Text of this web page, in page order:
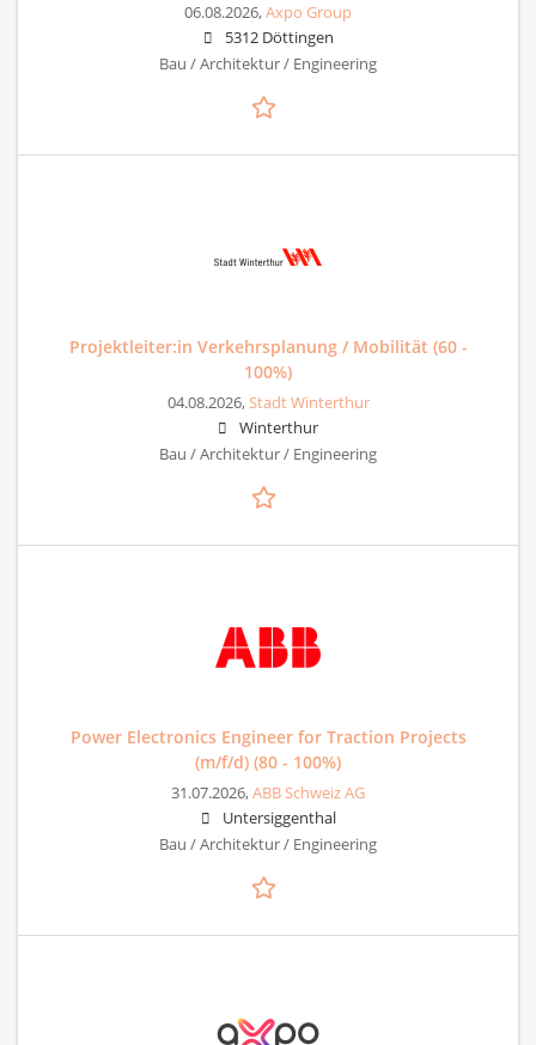
06.08.2026,Axpo Group
5312 Döttingen
Bau / Architektur / Engineering
Projektleiter:in Verkehrsplanung / Mobilität (60 -
100%)
04.08.2026,Stadt Winterthur
Winterthur
Bau / Architektur / Engineering
Power Electronics Engineer for Traction Projects
(m/f/d) (80 - 100%)
31.07.2026,ABB Schweiz AG
Untersiggenthal
Bau / Architektur / Engineering